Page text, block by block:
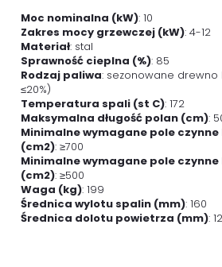
Moc nominalna (kW): 10
Zakres mocy grzewczej (kW): 4-12
Materiał: stal
Sprawność cieplna (%): 85
Rodzaj paliwa: sezonowane
≤20%)
Temperatura spali (st C): 172
Maksymalna długość polan (cm):
Minimalne wymagane pole
(cm2): ≥700
Minimalne wymagane pole
(cm2): ≥500
Waga (kg): 199
Średnica wylotu spalin (mm): 160
Średnica dolotu powietrza (mm):